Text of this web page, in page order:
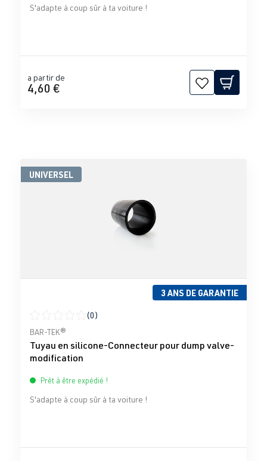
S'adapte à coup sûr à ta voiture !
a partir de
4,60 €
UNIVERSEL
3 ANS DE GARANTIE
Note moyenne de 0 sur 5 étoiles
(0)
BAR-TEK®
Tuyau en silicone-Connecteur pour dump valve-
modification
Prêt à être expédié !
S'adapte à coup sûr à ta voiture !